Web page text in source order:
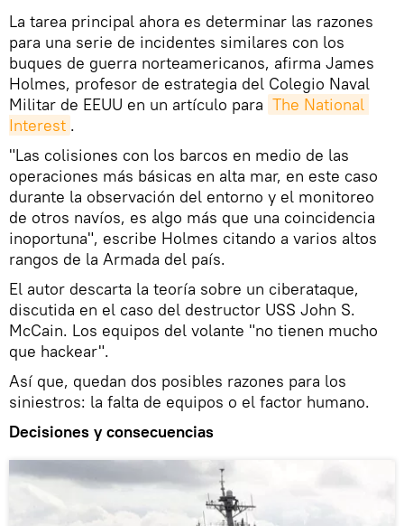
La tarea principal ahora es determinar las razones
para una serie de incidentes similares con los
buques de guerra norteamericanos, afirma James
Holmes, profesor de estrategia del Colegio Naval
Militar de EEUU en un artículo para The National
Interest .
"Las colisiones con los barcos en medio de las
operaciones más básicas en alta mar, en este caso
durante la observación del entorno y el monitoreo
de otros navíos, es algo más que una coincidencia
inoportuna", escribe Holmes citando a varios altos
rangos de la Armada del país.
El autor descarta la teoría sobre un ciberataque,
discutida en el caso del destructor USS John S.
McCain. Los equipos del volante "no tienen mucho
que hackear".
Así que, quedan dos posibles razones para los
siniestros: la falta de equipos o el factor humano.
Decisiones y consecuencias